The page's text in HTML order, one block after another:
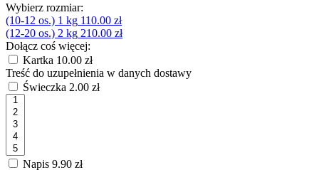
Wybierz rozmiar:
(10-12 os.) 1 kg 110.00 zł
(12-20 os.) 2 kg 210.00 zł
Dołącz coś więcej:
Kartka 10.00 zł
Treść do uzupełnienia w danych dostawy
Świeczka 2.00 zł
Napis 9.90 zł